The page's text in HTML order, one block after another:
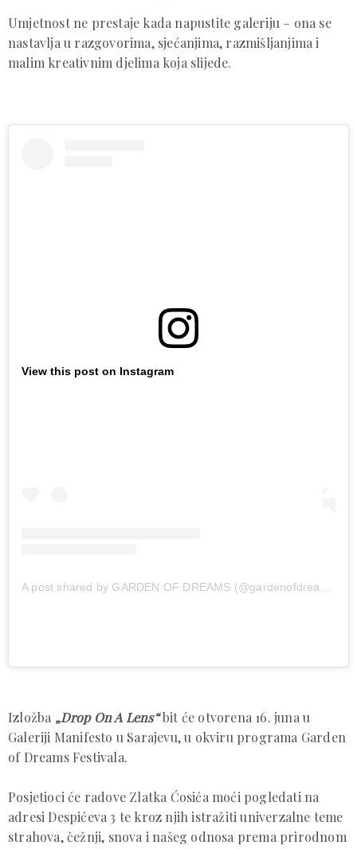
Umjetnost ne prestaje kada napustite galeriju – ona se
nastavlja u razgovorima, sjećanjima, razmišljanjima i
malim kreativnim djelima koja slijede.
View this post on Instagram
A post shared by GARDEN OF DREAMS (@gardenofdreams.ba)
Izložba „Drop On A Lens“bit će otvorena 16. juna u
Galeriji Manifesto u Sarajevu, u okviru programa Garden
of Dreams Festivala.
Posjetioci će radove Zlatka Ćosića moći pogledati na
adresi Despićeva 3 te kroz njih istražiti univerzalne teme
strahova, čežnji, snova i našeg odnosa prema prirodnom